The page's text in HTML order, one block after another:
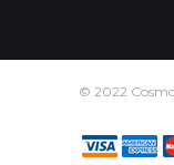
© 2022